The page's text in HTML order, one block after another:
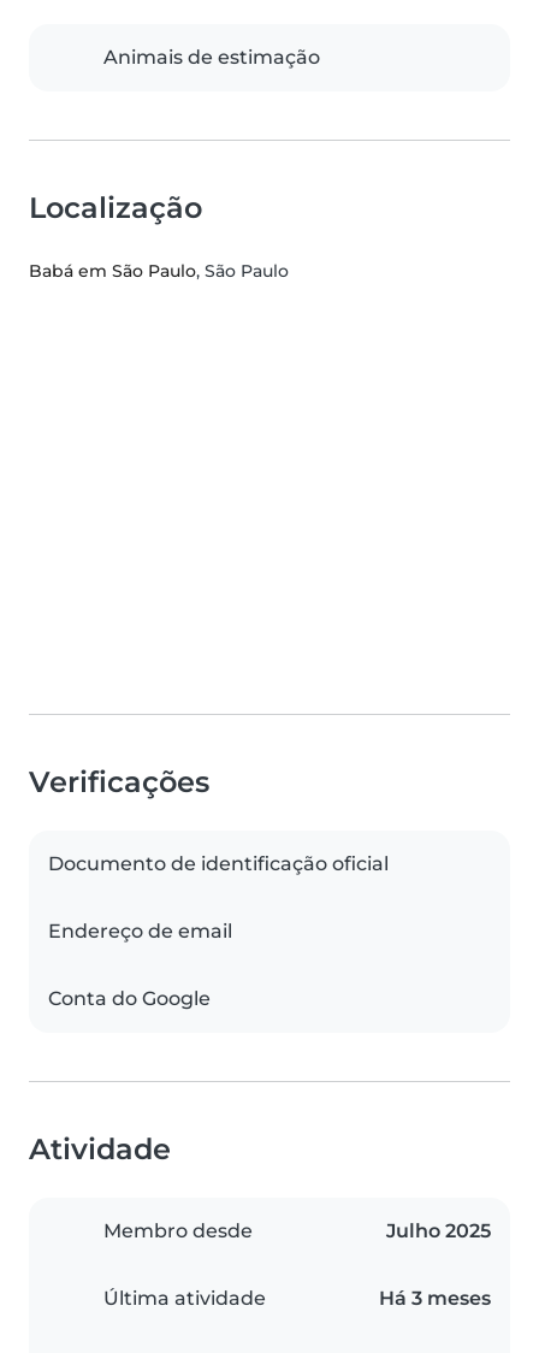
Animais de estimação
Localização
Babá em São Paulo, São Paulo
Verificações
Documento de identificação oficial
Endereço de email
Conta do Google
Atividade
Membro desde Julho 2025
Última atividade Há 3 meses